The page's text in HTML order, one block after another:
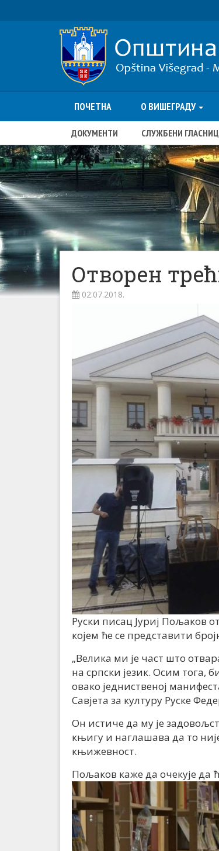
ПОЧЕТНА О ВИШЕГРАДУ
ДОКУМЕНТИ СЛУЖБЕНИ
Отворен
02.07.2018.
Руски писац Јуриј Пољаков
којем ће се представити
„Велика ми је част што
на српски језик. Осим тога,
овако једниственој
Савјета за културу Руске
Он истиче да му је
књигу и наглашава да то
књижевност.
Пољаков каже да очекује да